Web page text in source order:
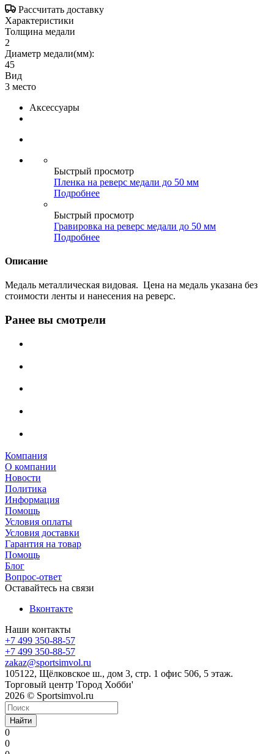
Рассчитать доставку
Характеристики
Толщина медали
2
Диаметр медали(мм):
45
Вид
3 место
Аксессуары
Быстрый просмотр
Пленка на реверс медали до 50 мм
Подробнее
Быстрый просмотр
Гравировка на реверс медали до 50 мм
Подробнее
Описание
Медаль металлическая видовая. Цена на медаль указана без
стоимости ленты и нанесения на реверс.
Ранее вы смотрели
Компания
О компании
Новости
Политика
Информация
Помощь
Условия оплаты
Условия доставки
Гарантия на товар
Помощь
Блог
Вопрос-ответ
Оставайтесь на связи
Вконтакте
Наши контакты
+7 499 350-88-57
+7 499 350-88-57
zakaz@sportsimvol.ru
105122, Щёлковское ш., дом 3, стр. 1 офис 506, 5 этаж.
Торговый центр 'Город Хобби'
2026 © Sportsimvol.ru
Найти
0
0